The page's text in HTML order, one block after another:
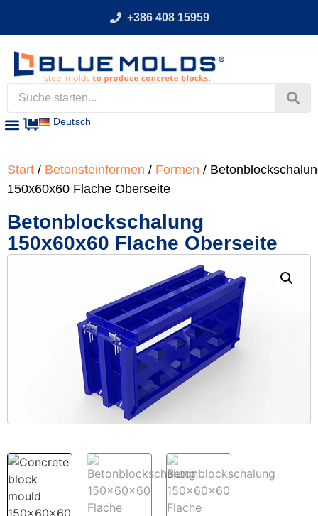
+386 408 15959
Deutsch
Start / Betonsteinformen / Formen /
150x60x60 Flache Oberseite
Betonblockschalung
150x60x60 Flache Oberseite